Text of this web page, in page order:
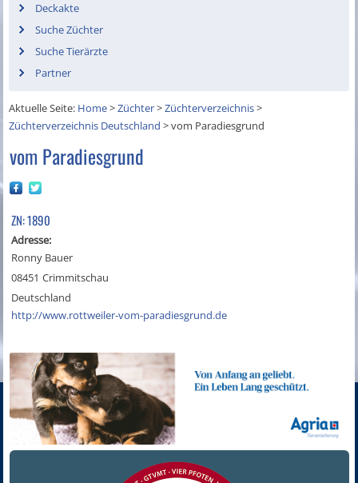
Deckakte
Suche Züchter
Suche Tierärzte
Partner
Aktuelle Seite: Home>Züchter>Züchterverzeichnis>
Züchterverzeichnis Deutschland >vom Paradiesgrund
vom Paradiesgrund
ZN: 1890
Adresse:
Ronny Bauer
08451 Crimmitschau
Deutschland
http://www.rottweiler-vom-paradiesgrund.de